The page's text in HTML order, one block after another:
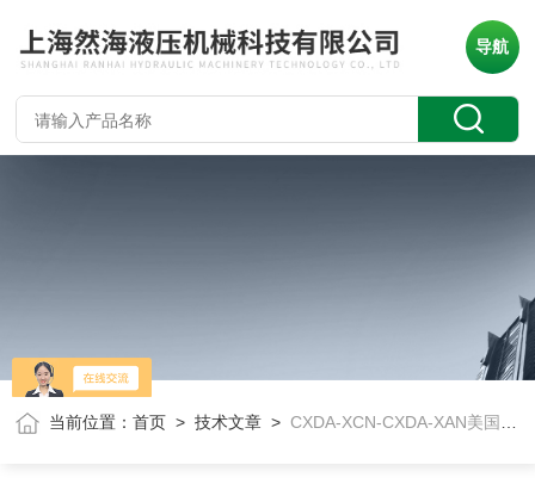
导航
当前位置：首页 >技术文章 >CXDA-XCN-CXDA-XAN美国SUN螺纹泄压阀